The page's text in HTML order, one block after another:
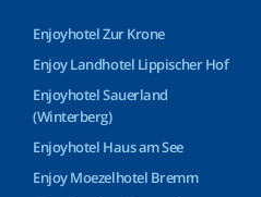
Enjoyhotel Zur Krone
Enjoy Landhotel Lippischer Hof
Enjoyhotel Sauerland
(Winterberg)
Enjoyhotel Haus am See
Enjoy Moezelhotel Bremm